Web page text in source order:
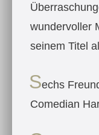
wundervoller
seinem Titel
Sechs
Comedian